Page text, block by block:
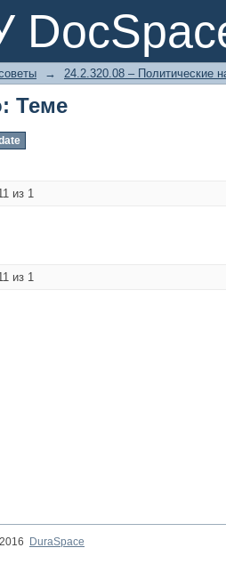
Теме
→ 24.2.320.08 – Политические
Теме
из 1
из 1
DuraSpace